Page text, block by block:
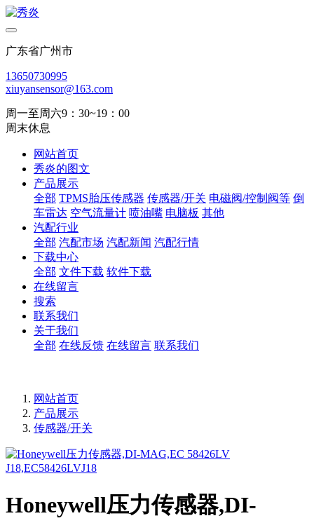
广东省广州市
13650730995
xiuyansensor@163.com
周一至周六9：30~19：00
周末休息
网站首页
秀炎的图文
产品展示
全部 TPMS胎压传感器 传感器/开关 电磁阀/控制阀等 倒
车雷达 空气流量计 喷油嘴 电脑板 其他
汽配行业
全部 汽配市场 汽配新闻 汽配行情
下载中心
全部 文件下载 软件下载
在线留言
搜索
联系我们
关于我们
全部 在线反馈 在线留言 联系我们
网站首页
产品展示
传感器/开关
Honeywell压力传感器,DI-